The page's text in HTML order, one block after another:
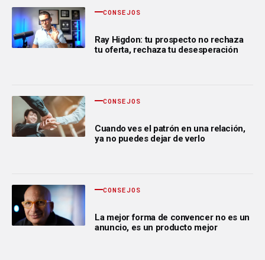
CONSEJOS
Ray Higdon: tu prospecto no rechaza
tu oferta, rechaza tu desesperación
CONSEJOS
Cuando ves el patrón en una relación,
ya no puedes dejar de verlo
CONSEJOS
La mejor forma de convencer no es un
anuncio, es un producto mejor